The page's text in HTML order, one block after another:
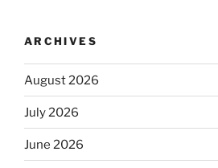
ARCHIVES
August 2026
July 2026
June 2026